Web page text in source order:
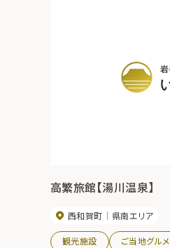
高繁旅館【湯川温泉】
西和賀町 県南エリア
観光施設 ご当地グルメ